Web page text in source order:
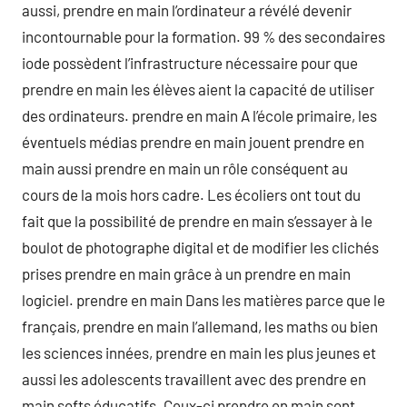
aussi, prendre en main l’ordinateur a révélé devenir
incontournable pour la formation. 99 % des secondaires
iode possèdent l’infrastructure nécessaire pour que
prendre en main les élèves aient la capacité de utiliser
des ordinateurs. prendre en main A l’école primaire, les
éventuels médias prendre en main jouent prendre en
main aussi prendre en main un rôle conséquent au
cours de la mois hors cadre. Les écoliers ont tout du
fait que la possibilité de prendre en main s’essayer à le
boulot de photographe digital et de modifier les clichés
prises prendre en main grâce à un prendre en main
logiciel. prendre en main Dans les matières parce que le
français, prendre en main l’allemand, les maths ou bien
les sciences innées, prendre en main les plus jeunes et
aussi les adolescents travaillent avec des prendre en